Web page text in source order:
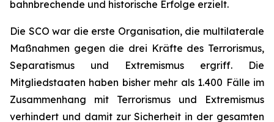
bahnbrechende und historische Erfolge erzielt.
Die SCO war die erste Organisation, die multilaterale
Maßnahmen gegen die drei Kräfte des Terrorismus,
Separatismus und Extremismus ergriff. Die
Mitgliedstaaten haben bisher mehr als 1.400 Fälle im
Zusammenhang mit Terrorismus und Extremismus
verhindert und damit zur Sicherheit in der gesamten